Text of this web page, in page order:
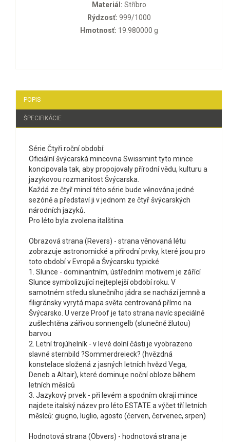
Materiál: Stříbro
Rýdzosť: 999/1000
Hmotnosť: 19.980000 g
POPIS
ŠPECIFIKÁCIE
Série Čtyři roční období:
Oficiální švýcarská mincovna Swissmint tyto mince
koncipovala tak, aby propojovaly přírodní vědu, kulturu a
jazykovou rozmanitost Švýcarska.
Každá ze čtyř mincí této série bude věnována jedné
sezóně a představí ji v jednom ze čtyř švýcarských
národních jazyků.
Pro léto byla zvolena italština.
Obrazová strana (Revers) - strana věnovaná létu
zobrazuje astronomické a přírodní prvky, které jsou pro
toto období v Evropě a Švýcarsku typické
1. Slunce - dominantním, ústředním motivem je zářící
Slunce symbolizující nejteplejší období roku. V
samotném středu slunečního jádra se nachází jemně a
filigránsky vyrytá mapa světa centrovaná přímo na
Švýcarsko. U verze Proof je tato strana navíc speciálně
zušlechtěna zářivou sonnengelb (slunečně žlutou)
barvou
2. Letní trojúhelník - v levé dolní části je vyobrazeno
slavné sternbild ?Sommerdreieck? (hvězdná
konstelace složená z jasných letních hvězd Vega,
Deneb a Altair), které dominuje noční obloze během
letních měsíců
3. Jazykový prvek - při levém a spodním okraji mince
najdete italský název pro léto ESTATE a výčet tří letních
měsíců: giugno, luglio, agosto (červen, červenec, srpen)
Hodnotová strana (Obvers) - hodnotová strana je